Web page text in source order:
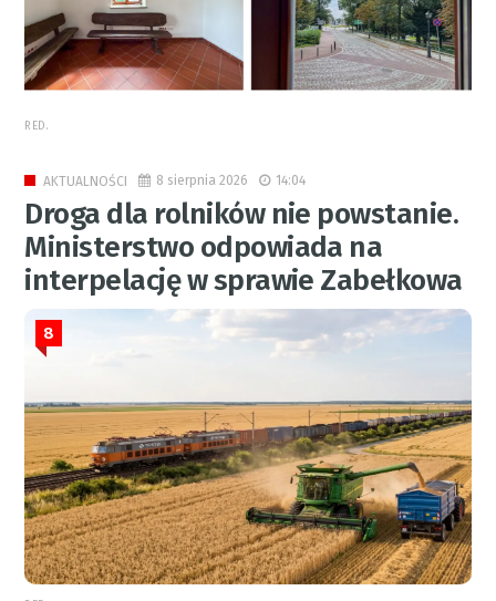
RED.
AKTUALNOŚCI 8 sierpnia 2026 14:04
Droga dla rolników nie powstanie.
Ministerstwo odpowiada na
interpelację w sprawie Zabełkowa
8